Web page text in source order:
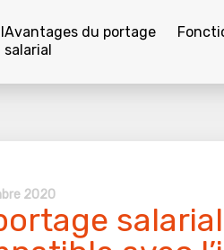
Avantages du portage
salarial
2020